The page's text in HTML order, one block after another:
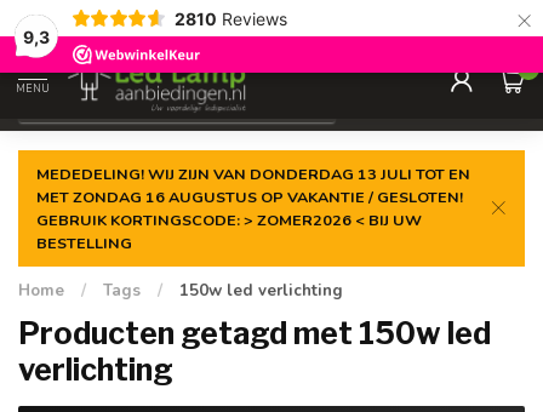
9,3
2810 Reviews ×
Gegarandeerde delaagste prijs
MENU
0
MEDEDELING! WIJ ZIJN VAN DONDERDAG 13 JULI TOT EN
MET ZONDAG 16 AUGUSTUS OP VAKANTIE / GESLOTEN!
GEBRUIK KORTINGSCODE: > ZOMER2026 < BIJ UW
BESTELLING
Home / Tags / 150w led verlichting
Producten getagd met 150w led
verlichting